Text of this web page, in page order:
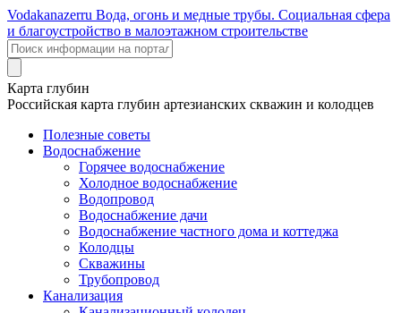
Vodakanazerru Вода, огонь и медные трубы. Социальная сфера
и благоустройство в малоэтажном строительстве
Карта глубин
Российская карта глубин артезианских скважин и колодцев
Полезные советы
Водоснабжение
Горячее водоснабжение
Холодное водоснабжение
Водопровод
Водоснабжение дачи
Водоснабжение частного дома и коттеджа
Колодцы
Скважины
Трубопровод
Канализация